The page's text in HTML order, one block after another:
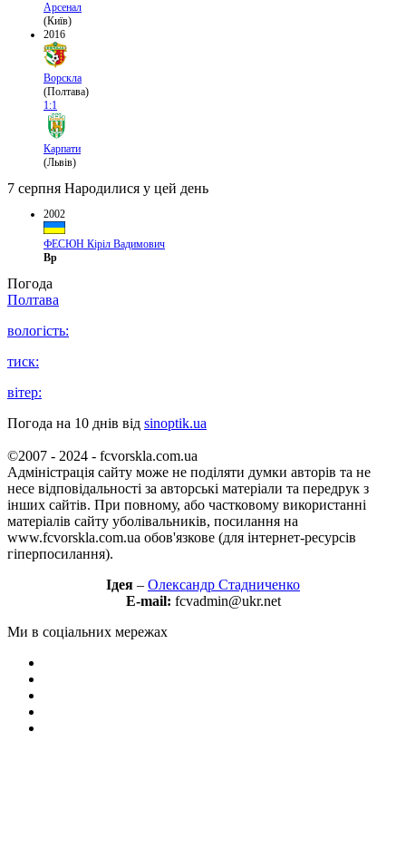
Арсенал
(Київ)
2016
Ворскла
(Полтава)
1:1
Карпати
(Львів)
7 серпня Народилися у цей день
2002
ФЕСЮН Кіріл Вадимович
Вр
Погода
Полтава
вологість:
тиск:
вітер:
Погода на 10 днів від sinoptik.ua
©2007 - 2024 - fcvorskla.com.ua
Адміністрація сайту може не поділяти думки авторів та не
несе відповідальності за авторські матеріали та передрук з
інших сайтів. При повному, або частковому використанні
матеріалів сайту уболівальників, посилання на
www.fcvorskla.com.ua обов'язкове (для інтернет-ресурсів
гіперпосилання).
Ідея – Олександр Стадниченко
E-mail: fcvadmin@ukr.net
Ми в соціальних мережах